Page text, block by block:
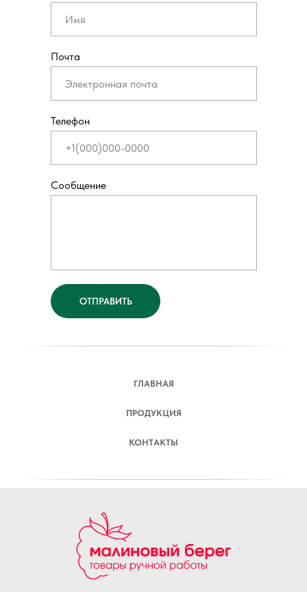
Почта
Телефон
Сообщение
ОТПРАВИТЬ
ГЛАВНАЯ
ПРОДУКЦИЯ
КОНТАКТЫ